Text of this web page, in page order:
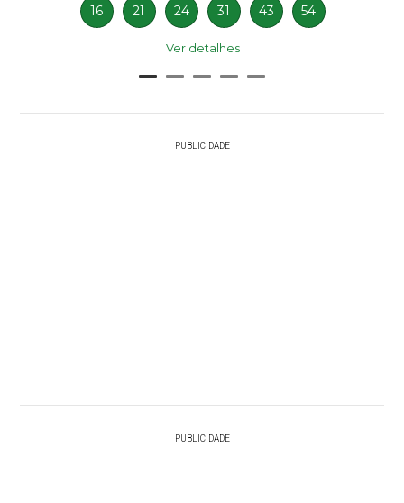
16 21 24 31 43 54
Ver detalhes
PUBLICIDADE
PUBLICIDADE